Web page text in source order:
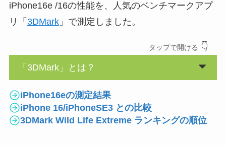
iPhone16e /16の性能を、人気のベンチマークアプ
リ「 3DMark」で測定しました。
タップで開ける 👇
「3DMark」とは？
iPhone16eの測定結果
iPhone 16/iPhoneSE3 との比較
3DMark Wild Life Extreme ランキングの順位